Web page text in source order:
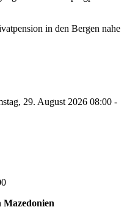
in den Bergen nahe
29. August 2026 08:00 -